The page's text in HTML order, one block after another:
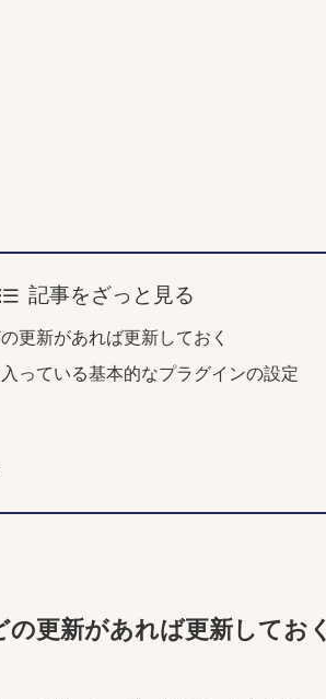
記事をざっと見る
更新があれば更新しておく
っている基本的なプラグインの設定
更新があれば更新しておく